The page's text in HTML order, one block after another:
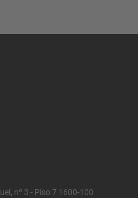
nº 3 - Piso 7 1600-100